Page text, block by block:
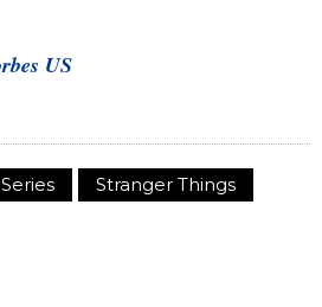
US
Series Stranger Things